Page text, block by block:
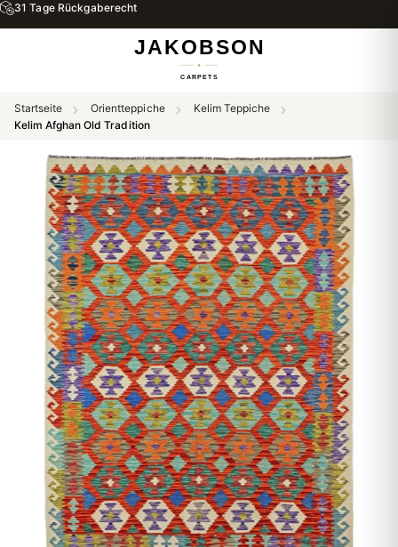
31 Tage Rückgaberecht
Startseite Orientteppiche
Kelim Teppiche
Kelim Afghan Old Tradition